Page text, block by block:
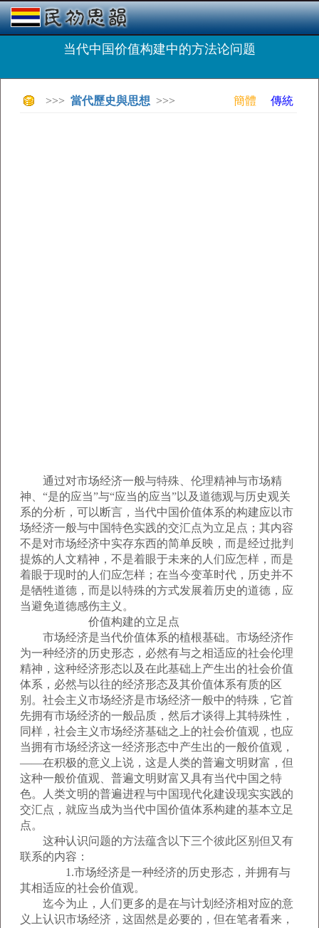
当代中国价值构建中的方法论问题
>>> 當代歷史與思想 >>> 簡體 傳統
通过对市场经济一般与特殊、伦理精神与市场精
神、“是的应当”与“应当的应当”以及道德观与历史观关
系的分析，可以断言，当代中国价值体系的构建应以市
场经济一般与中国特色实践的交汇点为立足点；其内容
不是对市场经济中实存东西的简单反映，而是经过批判
提炼的人文精神，不是着眼于未来的人们应怎样，而是
着眼于现时的人们应怎样；在当今变革时代，历史并不
是牺牲道德，而是以特殊的方式发展着历史的道德，应
当避免道德感伤主义。
价值构建的立足点
市场经济是当代价值体系的植根基础。市场经济作
为一种经济的历史形态，必然有与之相适应的社会伦理
精神，这种经济形态以及在此基础上产生出的社会价值
体系，必然与以往的经济形态及其价值体系有质的区
别。社会主义市场经济是市场经济一般中的特殊，它首
先拥有市场经济的一般品质，然后才谈得上其特殊性，
同样，社会主义市场经济基础之上的社会价值观，也应
当拥有市场经济这一经济形态中产生出的一般价值观，
——在积极的意义上说，这是人类的普遍文明财富，但
这种一般价值观、普遍文明财富又具有当代中国之特
色。人类文明的普遍进程与中国现代化建设现实实践的
交汇点，就应当成为当代中国价值体系构建的基本立足
点。
这种认识问题的方法蕴含以下三个彼此区别但又有
联系的内容：
1.市场经济是一种经济的历史形态，并拥有与
其相适应的社会价值观。
迄今为止，人们更多的是在与计划经济相对应的意
义上认识市场经济，这固然是必要的，但在笔者看来，